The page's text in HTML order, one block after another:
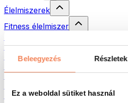
Beleegyezés Részletek
Ez a weboldal sütiket használ
Élelmiszerek
Fitness élelmiszer
Krémek és paszták
Magvak
Készételek
Kenyér és pékáru